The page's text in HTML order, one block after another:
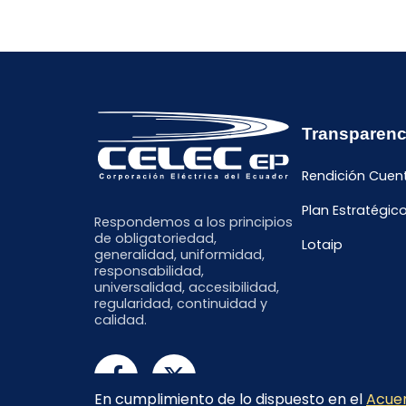
Respondemos a los principios
de obligatoriedad,
generalidad, uniformidad,
responsabilidad,
universalidad, accesibilidad,
regularidad, continuidad y
calidad.
Rendición
Plan
Lotaip
En cumplimiento de lo dispuesto en el